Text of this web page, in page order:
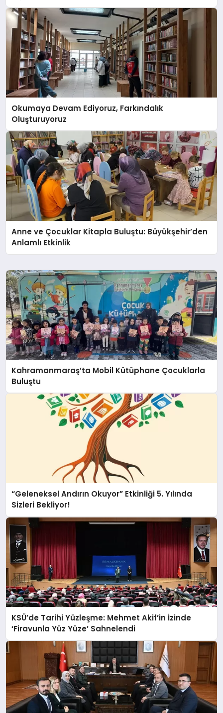
Okumaya Devam Ediyoruz, Farkındalık
Oluşturuyoruz
Anne ve Çocuklar Kitapla Buluştu: Büyükşehir’den
Anlamlı Etkinlik
Kahramanmaraş’ta Mobil Kütüphane Çocuklarla
Buluştu
“Geleneksel Andırın Okuyor” Etkinliği 5. Yılında
Sizleri Bekliyor!
KSÜ’de Tarihi Yüzleşme: Mehmet Akif’in İzinde
‘Firavunla Yüz Yüze’ Sahnelendi